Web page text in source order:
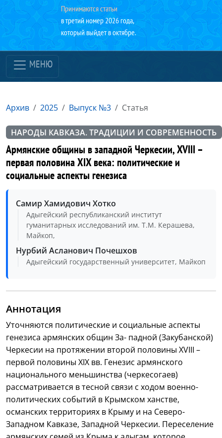
Принимаются статьи
в третий номер 2026 года,
который выйдет в октябре.
МЕНЮ
Архив 2025 Выпуск №3 Статья
НАРОДЫ КАВКАЗА. ТРАДИЦИИ И СОВРЕМЕННОСТЬ
Армянские общины в западной Черкесии, XVIII –
первая половина XIX века: политические и
социальные аспекты генезиса
Самир Хамидович Хотко
Адыгейский республиканский институт
гуманитарных исследований им. Т.М. Керашева,
Майкоп,
Нурбий Асланович Почешхов
Адыгейский государственный университет, Майкоп
Аннотация
Уточняются политические и социальные аспекты
генезиса армянских общин За- падной (Закубанской)
Черкесии на протяжении второй половины XVIII –
первой половины XIX вв. Генезис армянского
национального меньшинства (черкесогаев)
рассматривается в тесной связи с ходом военно-
политических событий в Крымском ханстве,
османских территориях в Крыму и на Северо-
Западном Кавказе, Западной Черкесии. Переселение